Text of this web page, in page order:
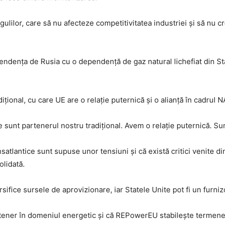
care să nu afecteze competitivitatea industriei și să nu
de Rusia cu o dependență de gaz natural lichefiat din
cu care UE are o relație puternică și o alianță în cadrul
partenerul nostru tradițional. Avem o relație puternică.
sunt supuse unor tensiuni și că există critici venite
sursele de aprovizionare, iar Statele Unite pot fi un
în domeniul energetic și că REPowerEU stabilește